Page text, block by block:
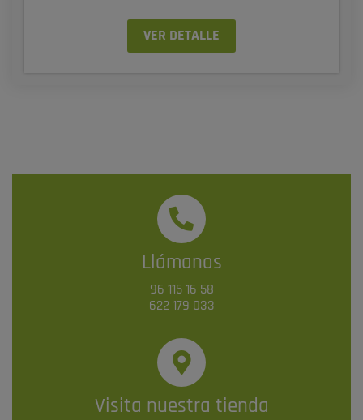
VER DETALLE
Llámanos
96 115 16 58
622 179 033
Visita nuestra tienda